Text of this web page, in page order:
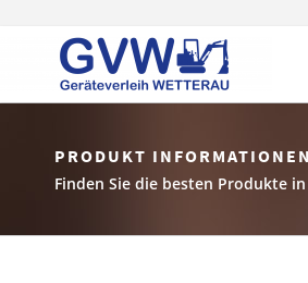
PRODUKT INFORMATIONEN
Finden Sie die besten Produkte